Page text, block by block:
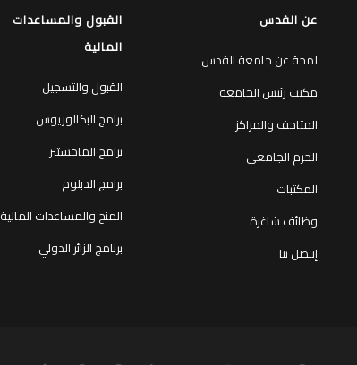
عن القدس
لمحة عن جامعة القدس
مكتب رئيس الجامعة
المتاحف والمراكز
الحرم الجامعي
المكتبات
وظائف شاغرة
إتـصل بنا
القبول والمساعدات
المالية
القبول والتسجيل
برامج البكالوريوس
برامج الماجستير
برامج الدبلوم
المنح والمساعدات المالية
برنامج الزائر الدولي